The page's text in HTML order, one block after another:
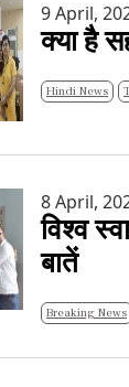
9 April,
क्या है
Hindi News
8 April,
विश्व
बातें
Breaking News